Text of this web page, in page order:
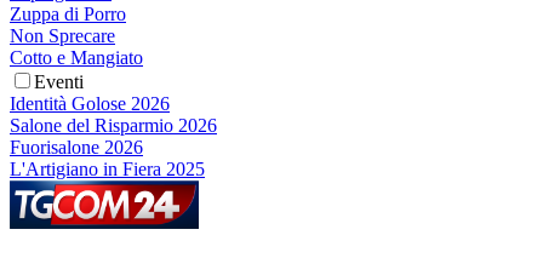
Zuppa di Porro
Non Sprecare
Cotto e Mangiato
Eventi
Identità Golose 2026
Salone del Risparmio 2026
Fuorisalone 2026
L'Artigiano in Fiera 2025